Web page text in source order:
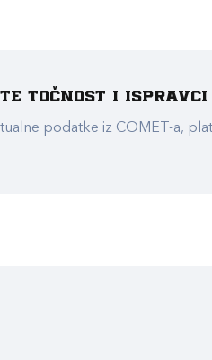
točnost i ispravci
podatke iz COMET-a,